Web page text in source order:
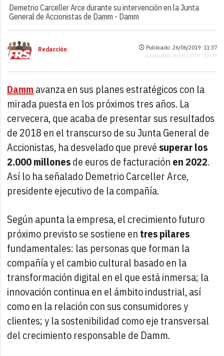
Demetrio Carceller Arce durante su intervención en la Junta
General de Accionistas de Damm - Damm
Redacción Publicado: 26/06/2019 ·11:37
Actualizado: 26/06/2019 · 11:37
Damm avanza en sus planes estratégicos con la
mirada puesta en los próximos tres años. La
cervecera, que acaba de presentar sus resultados
de 2018 en el transcurso de su Junta General de
Accionistas, ha desvelado que prevé superar los
2.000 millonesde euros de facturación en 2022.
Así lo ha señalado Demetrio Carceller Arce,
presidente ejecutivo de la compañía.
Según apunta la empresa, el crecimiento futuro
próximo previsto se sostiene en tres pilares
fundamentales: las personas que forman la
compañía y el cambio cultural basado en la
transformación digital en el que está inmersa; la
innovación continua en el ámbito industrial, así
como en la relación con sus consumidores y
clientes; y la sostenibilidad como eje transversal
del crecimiento responsable de Damm.